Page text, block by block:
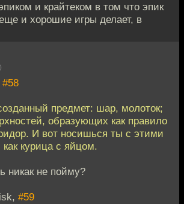
и крайтеком в том что эпик
и хорошие игры делает, в
#58
предмет: шар, молоток;
образующих как правило
И вот носишься ты с этими
курица с яйцом.
никак не пойму?
#59